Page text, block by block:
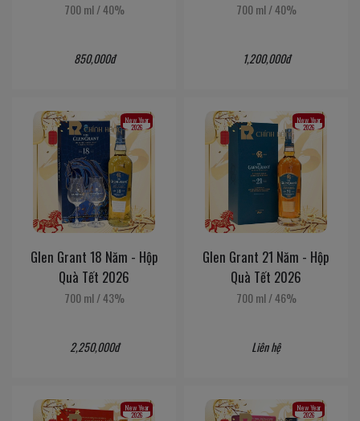
700 ml/40%
850,000đ
700 ml/40%
1,200,000đ
New Year
2026
Glen Grant 18 Năm - Hộp
Quà Tết 2026
700 ml /43%
2,250,000đ
New Year
2026
Glen Grant 21 Năm - Hộp
Quà Tết 2026
700 ml /46%
Liên hệ
New Year
2026
New Year
2026